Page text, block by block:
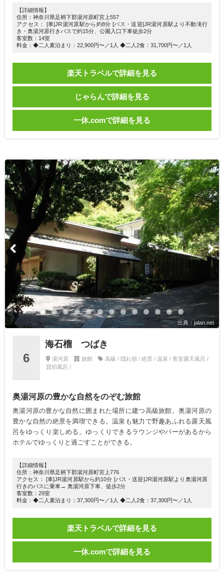
【詳細情報】
住所：神奈川県足柄下郡湯河原町宮上557
アクセス： [車]JR湯河原駅から約8分 [バス・送迎]JR湯河原駅より不動滝行
き・奥湯河原行きバスで約15分、公園入口下車徒歩2分
客室数：14室
料金：◆二人素泊まり：22,900円〜／1人 ◆二人2食：31,700円〜／1人
楽天トラベルで詳細を見る
じゃらんで詳細を見る
一休.comで詳細を見る
出典：jalan.net
6
海石榴 つばき
湯河原 旅館
高級 / 隠れ宿 / 絶景 / 温泉 / 客室露天風呂 /
貸切風呂 /
奥湯河原の豊かな自然をのぞむ旅館
奥湯河原の豊かな自然に囲まれた場所に建つ高級旅館。奥湯河原の
豊かな自然の絶景を満喫できる。温泉も魅力で野趣あふれる露天風
呂をゆっくり楽しめる。ゆっくりできるラウンジやバーがあるから
ホテルでゆっくりと過ごすことができる。
【詳細情報】
住所：神奈川県足柄下郡湯河原町宮上776
アクセス： [車]JR湯河原駅から約10分 [バス・送迎]JR湯河原駅より奥湯河原
行きのバスに乗車→ 奥湯河原下車、徒歩2分
客室数：29室
料金：◆二人素泊まり：37,300円〜／1人 ◆二人2食：37,300円〜／1人
楽天トラベルで詳細を見る
一休.comで詳細を見る